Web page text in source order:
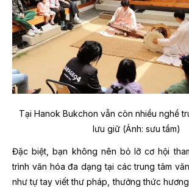
Tại Hanok Bukchon vẫn còn nhiều nghề
lưu giữ (Ảnh: sưu tầm)
Đặc biệt, bạn không nên bỏ lỡ cơ hội
trình văn hóa đa dạng tại các trung tâm
như tự tay viết thư pháp, thưởng thức